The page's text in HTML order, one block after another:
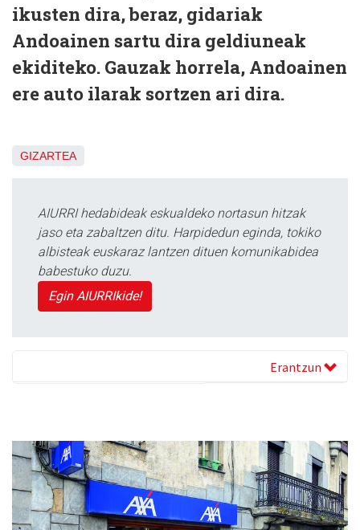
ikusten dira, beraz, gidariak
Andoainen sartu dira geldiuneak
ekiditeko. Gauzak horrela, Andoainen
ere auto ilarak sortzen ari dira.
GIZARTEA
AIURRI hedabideak eskualdeko nortasun hitzak
jaso eta zabaltzen ditu. Harpidedun eginda, tokiko
albisteak euskaraz lantzen dituen komunikabidea
babestuko duzu.
Egin AIURRIkide!
Erantzun